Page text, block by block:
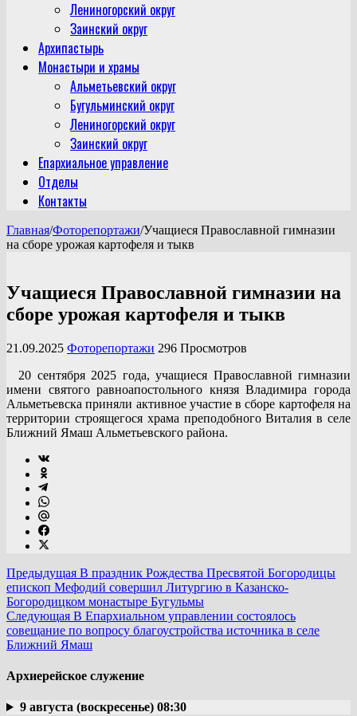
Лениногорский округ
Заинский округ
Архипастырь
Монастыри и храмы
Альметьевский округ
Бугульминский округ
Лениногорский округ
Заинский округ
Епархиальное управление
Отделы
Контакты
Главная/Фоторепортажи/Учащиеся Православной гимназии
на сборе урожая картофеля и тыкв
Учащиеся Православной гимназии на
сборе урожая картофеля и тыкв
21.09.2025 Фоторепортажи 296 Просмотров
20 сентября 2025 года, учащиеся Православной гимназии
имени святого равноапостольного князя Владимира города
Альметьевска приняли активное участие в сборе картофеля на
территории строящегося храма преподобного Виталия в селе
Ближний Ямаш Альметьевского района.
Предыдущая В праздник Рождества Пресвятой Богородицы
епископ Мефодий совершил Литургию в Казанско-
Богородицком монастыре Бугульмы
Следующая В Епархиальном управлении состоялось
совещание по вопросу благоустройства источника в селе
Ближний Ямаш
Архиерейское служение
9 августа (воскресенье) 08:30